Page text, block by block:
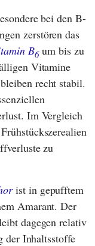
bei den B-
zerstören das
B6um bis zu
Vitamine
recht stabil.
Im Vergleich
zu
ist in gepufftem
Amarant. Der
dagegen relativ
der Inhaltsstoffe